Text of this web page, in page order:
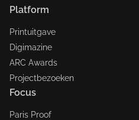
Platform
Printuitgave
Digimazine
ARC Awards
Projectbezoeken
Focus
Paris Proof